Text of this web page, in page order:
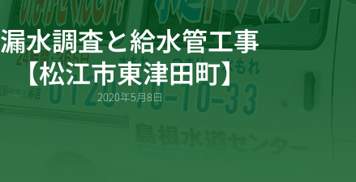
漏水調査と給水管工事
【松江市東津田町】
2020年5月8日